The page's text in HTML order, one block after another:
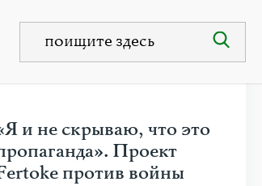
и не скрываю, что это
Проект
против войны